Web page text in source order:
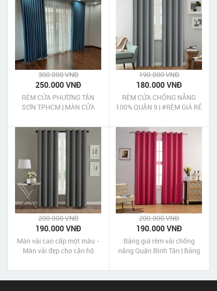
300.000 VNĐ
250.000 VNĐ
RÈM CỬA PHƯỜNG TÂN
SƠN TPHCM | MÀN CỬA
190.000 VNĐ
180.000 VNĐ
RÈM CỬA CHỐNG NẮNG
100% QUẬN 9 | #RÈM GIÁ RẺ
200.000 VNĐ
190.000 VNĐ
Màn vải cao cấp một màu -
Màn vải đẹp cho căn hộ
xám
200.000 VNĐ
190.000 VNĐ
Bảng giá rèm vải chống
nắng Quận Bình Tân | Bảng
Quận Bình Tân